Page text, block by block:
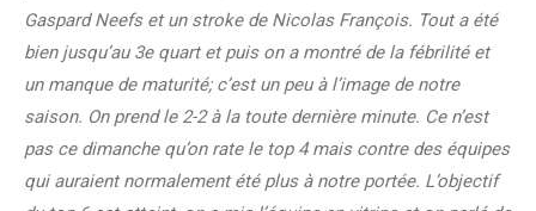
Gaspard Neefs et un stroke de Nicolas François. Tout a été
bien jusqu’au 3e quart et puis on a montré de la fébrilité et
un manque de maturité; c’est un peu à l’image de notre
saison. On prend le 2-2 à la toute dernière minute. Ce n’est
pas ce dimanche qu’on rate le top 4 mais contre des équipes
qui auraient normalement été plus à notre portée. L’objectif